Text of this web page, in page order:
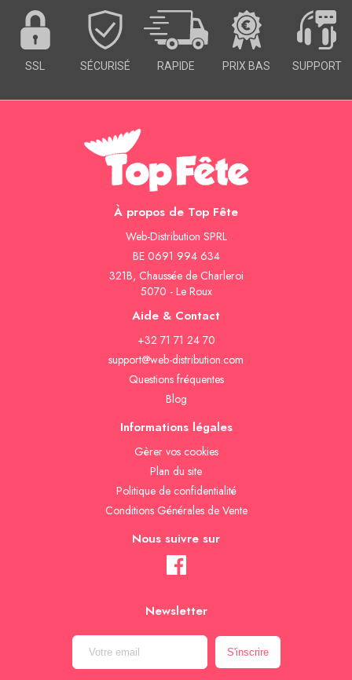
SSL SÉCURISÉ RAPIDE PRIX BAS SUPPORT
À propos de Top Fête
Web-Distribution SPRL
BE 0691 994 634
321B, Chaussée de Charleroi
5070 - Le Roux
Aide & Contact
+32 71 71 24 70
support@web-distribution.com
Questions fréquentes
Blog
Informations légales
Gèrer vos cookies
Plan du site
Politique de confidentialité
Conditions Générales de Vente
Nous suivre sur
Newsletter